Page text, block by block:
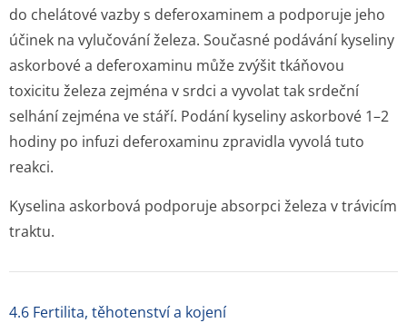
do chelátové vazby s deferoxaminem a podporuje jeho
účinek na vylučování železa. Současné podávání kyseliny
askorbové a deferoxaminu může zvýšit tkáňovou
toxicitu železa zejména v srdci a vyvolat tak srdeční
selhání zejména ve stáří. Podání kyseliny askorbové 1–2
hodiny po infuzi deferoxaminu zpravidla vyvolá tuto
reakci.
Kyselina askorbová podporuje absorpci železa v trávicím
traktu.
4.6 Fertilita, těhotenství a kojení